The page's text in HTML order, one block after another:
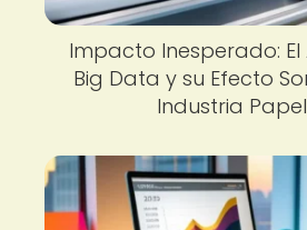
Impacto Inesperado:
Big Data y su Efecto
Industria